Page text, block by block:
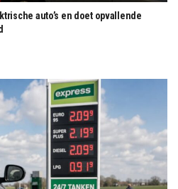
auto’s en doet opvallende